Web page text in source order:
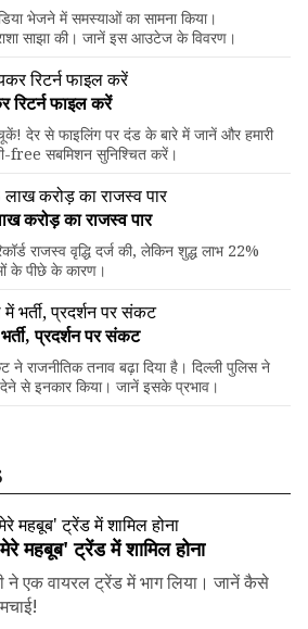
भेजने में समस्याओं का सामना किया।
साझा की। जानें इस आउटेज के विवरण।
फाइल करें
देर से फाइलिंग पर दंड के बारे में जानें और हमारी
free सबमिशन सुनिश्चित करें।
करोड़ का राजस्व पार
राजस्व वृद्धि दर्ज की, लेकिन शुद्ध लाभ 22%
के पीछे के कारण।
प्रदर्शन पर संकट
राजनीतिक तनाव बढ़ा दिया है। दिल्ली पुलिस ने
से इनकार किया। जानें इसके प्रभाव।
महबूब' ट्रेंड में शामिल होना
ने एक वायरल ट्रेंड में भाग लिया। जानें कैसे